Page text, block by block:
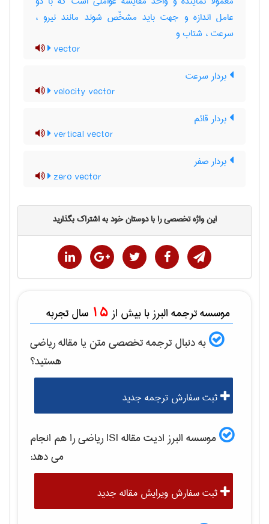
عامل اندازه و جهت باید مشخّص شوند مانند نیرو ،
سرعت ، شتاب و
vector
بردار سرعت
velocity vector
بردار قائم
vertical vector
بردار صفر
zero vector
این واژه تخصصی را با دوستان خود به اشتراک بگذارید
موسسه ترجمه البرز با بیش از 15 سال تجربه
به دنبال ترجمه تخصصی متن یا مقالهرياضی
هستید؟
ثبت سفارش ترجمه جدید
موسسه البرز ادیت مقاله ISI رياضیرا هم انجام
می دهد:
ثبت سفارش ویرایش مقاله جدید